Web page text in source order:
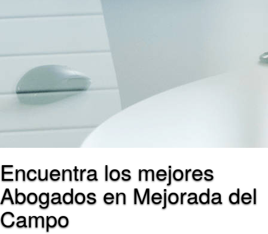
Encuentra los mejores
Abogados en Mejorada del
Campo